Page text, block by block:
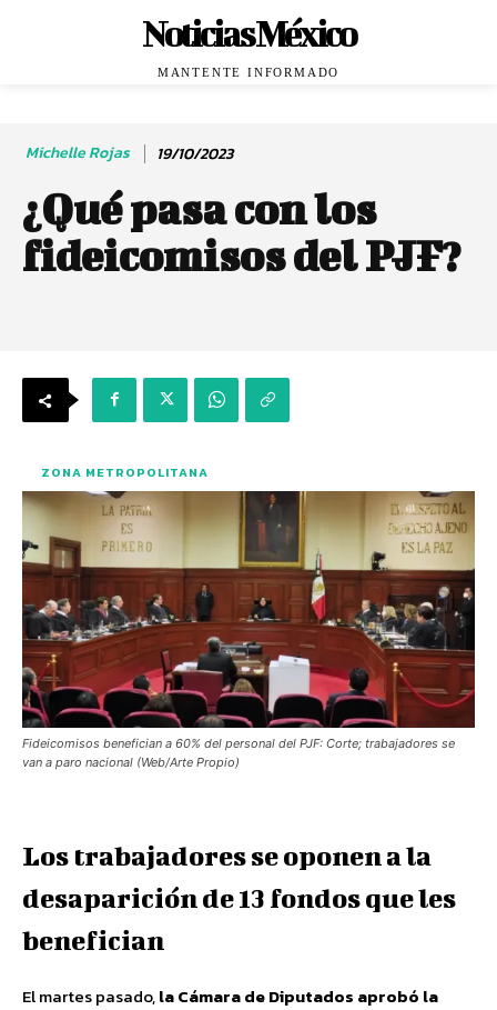
Noticias México
MANTENTE INFORMADO
Michelle Rojas 19/10/2023
¿Qué pasa con los
fideicomisos del PJF?
ZONA METROPOLITANA
Fideicomisos benefician a 60% del personal del PJF: Corte; trabajadores se
van a paro nacional (Web/Arte Propio)
Los trabajadores se oponen a la
desaparición de 13 fondos que les
benefician
El martes pasado,la Cámara de Diputados aprobó la